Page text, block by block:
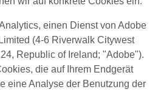
, einen Dienst von Adobe
(4-6 Riverwalk Citywest
Republic of Ireland; "Adobe").
die auf Ihrem Endgerät
eine Analyse der Benutzung der